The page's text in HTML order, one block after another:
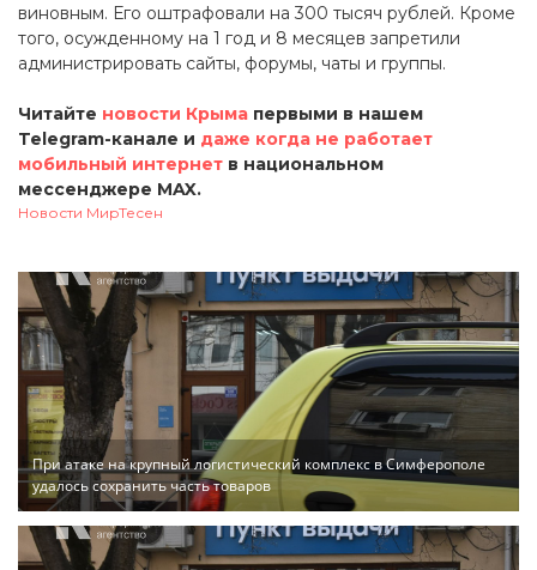
виновным. Его оштрафовали на 300 тысяч рублей. Кроме
того, осужденному на 1 год и 8 месяцев запретили
администрировать сайты, форумы, чаты и группы.
Читайте новости Крыма первыми в нашем
Telegram-канале и даже когда не работает
мобильный интернет в национальном
мессенджере MAX.
Новости МирТесен
При атаке на крупный логистический комплекс в Симферополе
удалось сохранить часть товаров